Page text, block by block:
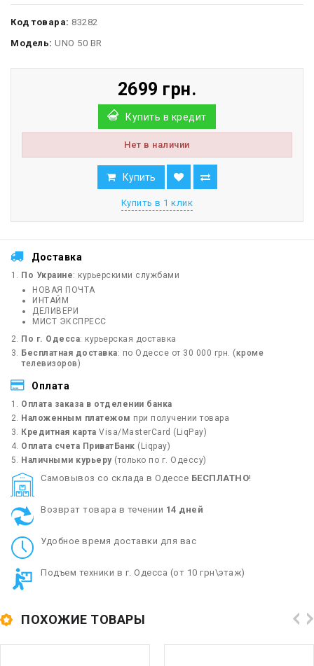
Код товара: 83282
Модель: UNO 50 BR
2699 грн.
Купить в кредит
Нет в наличии
Купить
Купить в 1 клик
Доставка
По Украине: курьерскими службами
НОВАЯ ПОЧТА
ИНТАЙМ
ДЕЛИВЕРИ
МИСТ ЭКСПРЕСС
По г. Одесса: курьерская доставка
Бесплатная доставка: по Одессе от 30 000 грн. (кроме
телевизоров)
Оплата
Оплата заказа в отделении банка
Наложенным платежом при получении товара
Кредитная карта Visa/MasterCard (LiqPay)
Оплата счета ПриватБанк (Liqpay)
Наличными курьеру(только по г. Одессу)
Cамовывоз со склада в Одессе БЕСПЛАТНО!
Возврат товара в течении 14 дней
Удобное время доставки для вас
Подъем техники в г. Одесса (от 10 грн\этаж)
ПОХОЖИЕ ТОВАРЫ